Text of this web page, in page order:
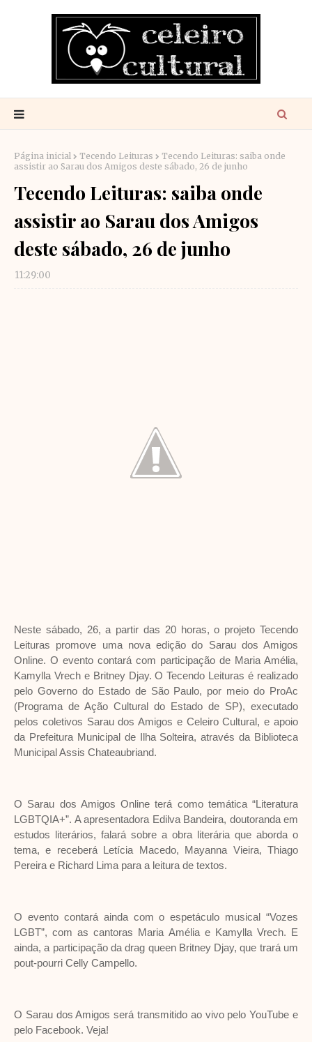
Página inicial Tecendo Leituras
Tecendo Leituras: saiba onde
assistir ao Sarau dos Amigos deste sábado, 26 de junho
Tecendo Leituras: saiba onde
assistir ao Sarau dos Amigos
deste sábado, 26 de junho
11:29:00
Neste sábado, 26, a partir das 20 horas, o projeto Tecendo
Leituras promove uma nova edição do Sarau dos Amigos
Online. O evento contará com participação de Maria Amélia,
Kamylla Vrech e Britney Djay. O Tecendo Leituras é realizado
pelo Governo do Estado de São Paulo, por meio do ProAc
(Programa de Ação Cultural do Estado de SP), executado
pelos coletivos Sarau dos Amigos e Celeiro Cultural, e apoio
da Prefeitura Municipal de Ilha Solteira, através da Biblioteca
Municipal Assis Chateaubriand.
O Sarau dos Amigos Online terá como temática “Literatura
LGBTQIA+”. A apresentadora Edilva Bandeira, doutoranda em
estudos literários, falará sobre a obra literária que aborda o
tema, e receberá Letícia Macedo, Mayanna Vieira, Thiago
Pereira e Richard Lima para a leitura de textos.
O evento contará ainda com o espetáculo musical “Vozes
LGBT”, com as cantoras Maria Amélia e Kamylla Vrech. E
ainda, a participação da drag queen Britney Djay, que trará um
pout-pourri Celly Campello.
O Sarau dos Amigos será transmitido ao vivo pelo YouTube e
pelo Facebook. Veja!